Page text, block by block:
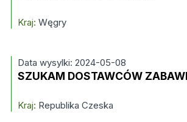
Kraj: Węgry
Data wysylki: 2024-05-08
SZUKAM DOSTAWCÓW
Kraj: Republika Czeska